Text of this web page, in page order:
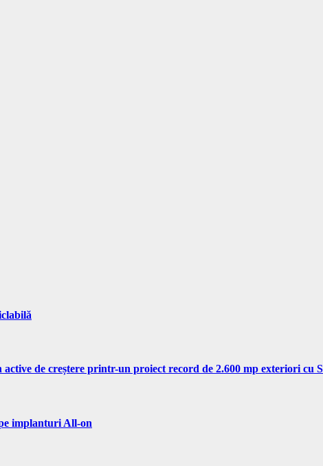
de creștere printr-un proiect record de 2.600 mp exteriori cu
implanturi All-on